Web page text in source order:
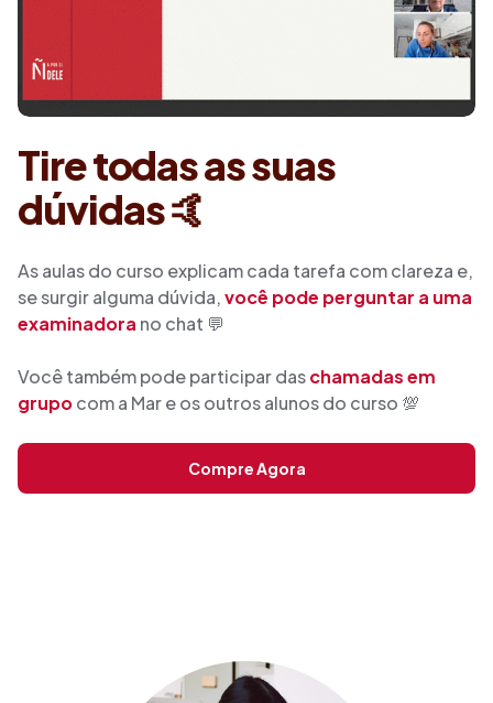
Tire todas as suas
dúvidas 🤙
As aulas do curso explicam cada tarefa com clareza e,
se surgir alguma dúvida,você pode perguntar a uma
examinadora no chat 💬
Você também pode participar daschamadas em
grupocom a Mar e os outros alunos do curso 💯
Compre Agora